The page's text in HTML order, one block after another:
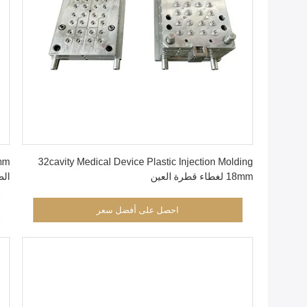
32cavity Medical Device Plastic Injection Molding
18mm لغطاء قطرة العين
احصل على أفضل سعر